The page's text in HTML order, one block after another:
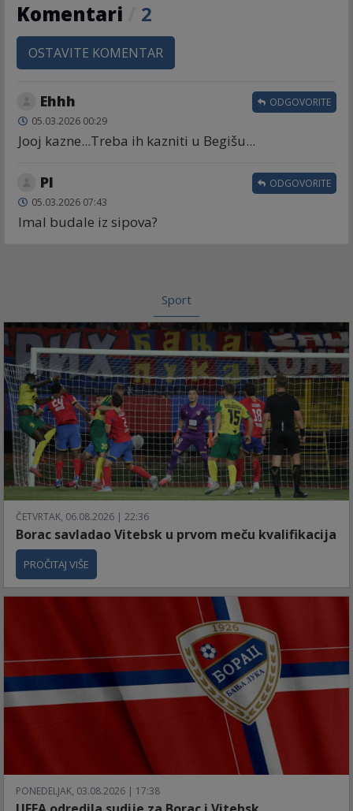
Komentari 2
OSTAVITE KOMENTAR
Ehhh
05.03.2026 00:29
Jooj kazne...Treba ih kazniti u Begišu...
ODGOVORITE
Pl
05.03.2026 07:43
Imal budale iz sipova?
ODGOVORITE
Sport
ČETVRTAK, 06.08.2026 | 22:36
Borac savladao Vitebsk u prvom meču kvalifikacija
PROČITAJ VIŠE
PONEDELJAK, 03.08.2026 | 17:38